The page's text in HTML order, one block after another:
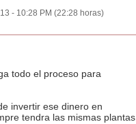
- 10:28 PM (22:28 horas)
todo el proceso para
invertir ese dinero en
tendra las mismas plantas